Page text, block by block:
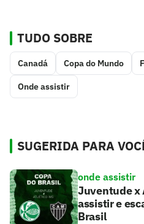
TUDO SOBRE
Canadá Copa do Mundo
Onde assistir
SUGERIDA PARA
onde assistir
Juventude x
assistir e
Brasil